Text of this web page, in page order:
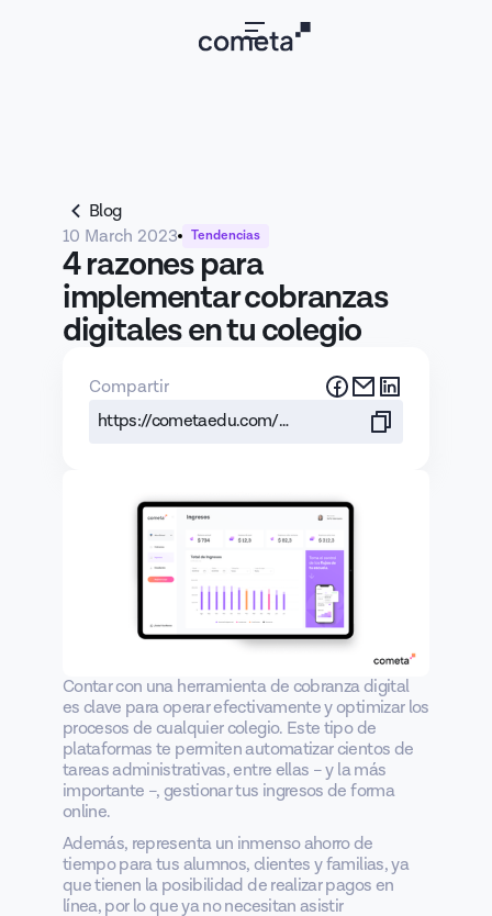
Blog
10 March 2023
Tendencias
4 razones para
implementar cobranzas
digitales en tu colegio
Compartir
https://cometaedu.com/blog/4-razones-para-implementar-cobranzas-digitales-en-tu-colegio
Contar con una herramienta de cobranza digital
es clave para operar efectivamente y optimizar los
procesos de cualquier colegio. Este tipo de
plataformas te permiten automatizar cientos de
tareas administrativas, entre ellas – y la más
importante –, gestionar tus ingresos de forma
online.
Además, representa un inmenso ahorro de
tiempo para tus alumnos, clientes y familias, ya
que tienen la posibilidad de realizar pagos en
línea, por lo que ya no necesitan asistir